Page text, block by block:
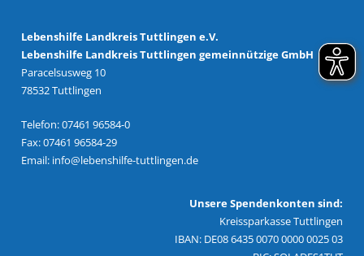
Lebenshilfe Landkreis Tuttlingen e.V.
Lebenshilfe Landkreis Tuttlingen gemeinnützige GmbH
Paracelsusweg 10
78532 Tuttlingen
Telefon: 07461 96584-0
Fax: 07461 96584-29
Email: info@lebenshilfe-tuttlingen.de
Unsere Spendenkonten sind:
Kreissparkasse Tuttlingen
IBAN: DE08 6435 0070 0000 0025 03